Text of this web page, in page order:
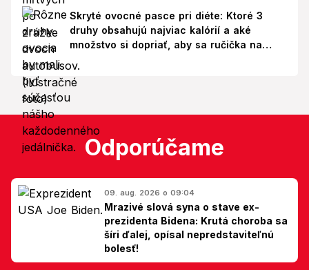
Skryté ovocné pasce pri diéte: Ktoré 3
druhy obsahujú najviac kalórií a aké
množstvo si dopriať, aby sa ručička na
Odporúčame
09. aug. 2026 o 09:04
Mrazivé slová syna o stave ex-
prezidenta Bidena: Krutá choroba sa
šíri ďalej, opísal nepredstaviteľnú
bolesť!